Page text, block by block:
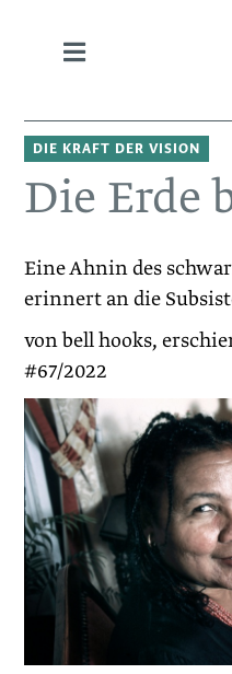
DIE KRAFT DER VISION
Die Erde
Eine Ahnin des
erinnert an die
von bell hooks,
#67/2022